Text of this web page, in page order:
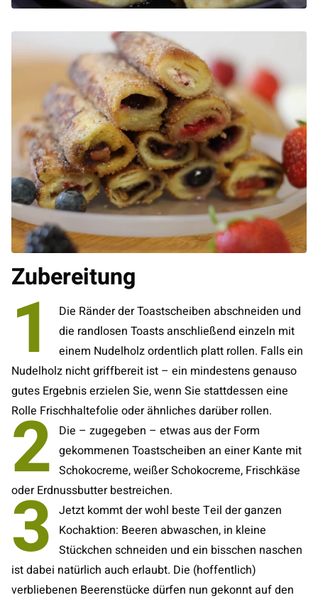
Zubereitung
1
Die Ränder der Toastscheiben abschneiden und
die randlosen Toasts anschließend einzeln mit
einem Nudelholz ordentlich platt rollen. Falls ein
Nudelholz nicht griffbereit ist – ein mindestens genauso
gutes Ergebnis erzielen Sie, wenn Sie stattdessen eine
Rolle Frischhaltefolie oder ähnliches darüber rollen.
2 Die – zugegeben – etwas aus der Form
gekommenen Toastscheiben an einer Kante mit
Schokocreme, weißer Schokocreme, Frischkäse
oder Erdnussbutter bestreichen.
3 Jetzt kommt der wohl beste Teil der ganzen
Kochaktion: Beeren abwaschen, in kleine
Stückchen schneiden und ein bisschen naschen
ist dabei natürlich auch erlaubt. Die (hoffentlich)
verbliebenen Beerenstücke dürfen nun gekonnt auf den